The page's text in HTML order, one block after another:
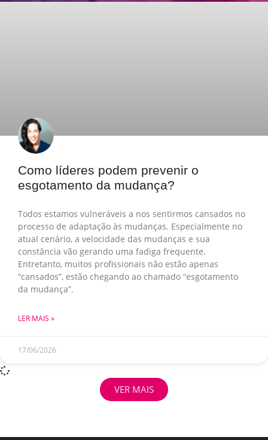
Como líderes podem prevenir o
esgotamento da mudança?
Todos estamos vulneráveis a nos sentirmos cansados no
processo de adaptação às mudanças. Especialmente no
atual cenário, a velocidade das mudanças e sua
constância vão gerando uma fadiga frequente.
Entretanto, muitos profissionais não estão apenas
“cansados”, estão chegando ao chamado “esgotamento
da mudança”.
LER MAIS »
17/06/2026
VER MAIS